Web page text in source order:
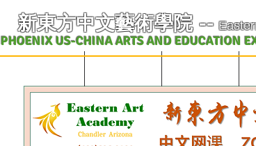
PHOENIX US-CHINA ARTS AND EDUCATION
​新東方中文藝術學院 --